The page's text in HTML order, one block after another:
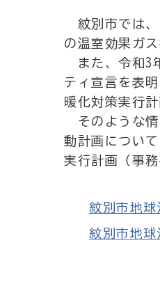
紋別市では、
の温室効果ガ
また、令和3
ティ宣言を表
暖化対策実行
そのような情
動計画につい
実行計画（事
紋別市地
紋別市地